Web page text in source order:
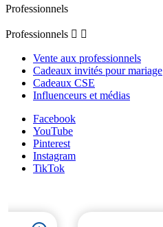
Professionnels
Professionnels  
Vente aux professionnels
Cadeaux invités pour mariage
Cadeaux CSE
Influenceurs et médias
Facebook
YouTube
Pinterest
Instagram
TikTok